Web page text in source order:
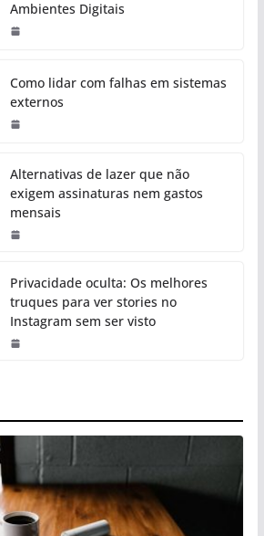
Ambientes Digitais
Como lidar com falhas em sistemas
externos
Alternativas de lazer que não
exigem assinaturas nem gastos
mensais
Privacidade oculta: Os melhores
truques para ver stories no
Instagram sem ser visto